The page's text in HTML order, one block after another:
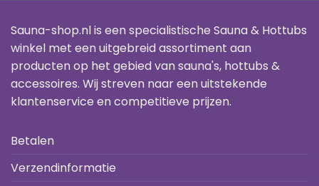
Sauna-shop.nl is een specialistische Sauna & Hottubs
winkel met een uitgebreid assortiment aan
producten op het gebied van sauna's, hottubs &
accessoires. Wij streven naar een uitstekende
klantenservice en competitieve prijzen.
Betalen
Verzendinformatie